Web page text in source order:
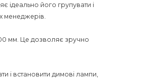
ідеально його групувати і
менеджерів.
мм. Це дозволяє зручно
і встановити димові лампи,